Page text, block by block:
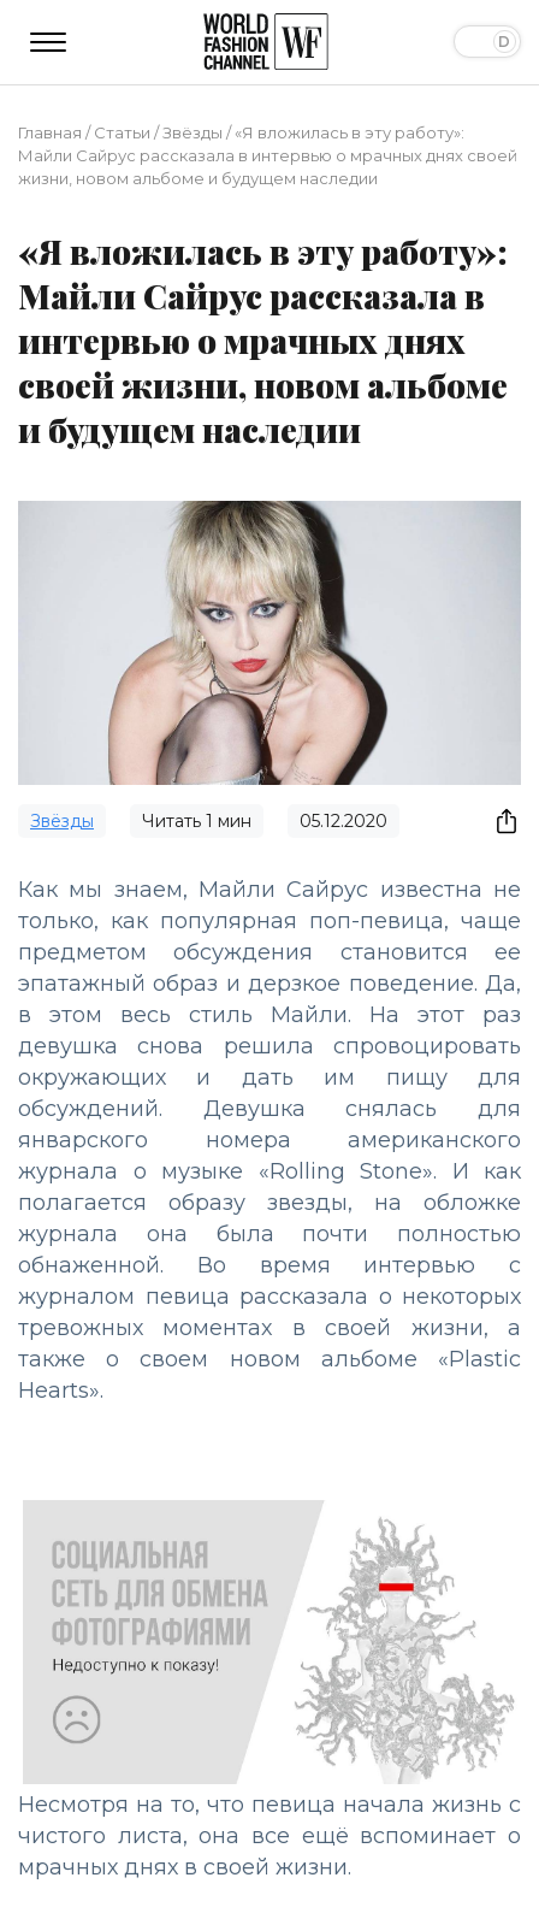
Главная /Статьи /Звёзды /«Я вложилась в эту работу»:
Майли Сайрус рассказала в интервью о мрачных днях своей
жизни, новом альбоме и будущем наследии
«Я вложилась в эту работу»:
Майли Сайрус рассказала в
интервью о мрачных днях
своей жизни, новом альбоме
и будущем наследии
Звёзды Читать 1 мин 05.12.2020
Как мы знаем, Майли Сайрус известна не
только, как популярная поп-певица, чаще
предметом обсуждения становится ее
эпатажный образ и дерзкое поведение. Да,
в этом весь стиль Майли. На этот раз
девушка снова решила спровоцировать
окружающих и дать им пищу для
обсуждений. Девушка снялась для
январского номера американского
журнала о музыке «Rolling Stone». И как
полагается образу звезды, на обложке
журнала она была почти полностью
обнаженной. Во время интервью с
журналом певица рассказала о некоторых
тревожных моментах в своей жизни, а
также о своем новом альбоме «Plastic
Hearts».
Несмотря на то, что певица начала жизнь с
чистого листа, она все ещё вспоминает о
мрачных днях в своей жизни.